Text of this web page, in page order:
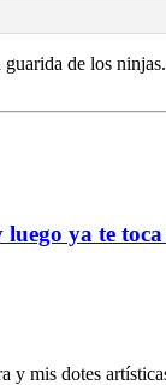
de los
ya te
mis dotes